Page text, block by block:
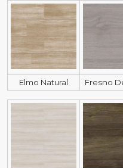
Elmo Natural Fresno